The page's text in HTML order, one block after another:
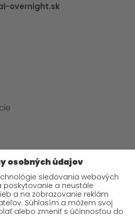
overnight.sk